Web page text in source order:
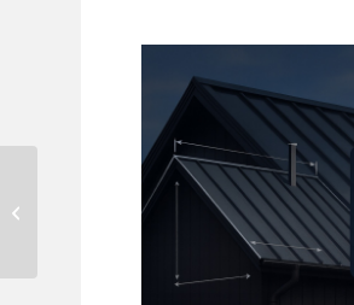
Fallskyddspaket UNI2